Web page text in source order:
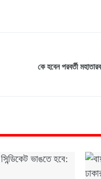
কে হবেন পরবর্তী